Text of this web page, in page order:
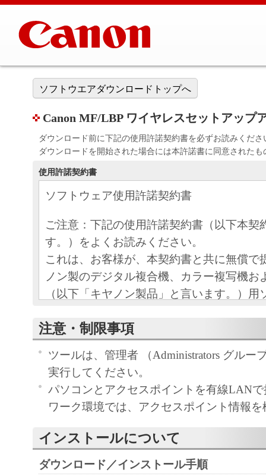
ソフトウエアダウンロードトップへ
Canon MF/LBP ワイヤレスセットアップ
ダウンロード前に下記の使用許諾契約書を必ずお読みくださ
ダウンロードを開始された場合には本許諾書に同意された
使用許諾契約書
ソフトウェア使用許諾契約書
ご注意：下記の使用許諾契約書（以下本契
す。）をよくお読みください。
これは、お客様が、本契約書と共に無償で
ノン製のデジタル複合機、カラー複写機お
（以下「キヤノン製品」と言います。）用
以下「本ソフトウェア」と言います。）を
す。）との間の契約書です。
お客様は、『同意』を示す下記のボタンを
点、または「本ソフトウェア」のインスト
をもって、本契約書に同意したことになり
お客様が本契約書に同意できない場合、「
ア」を使用することはできません。
注意・制限事項
ツールは、管理者 （Administrators グルー
実行してください。
パソコンとアクセスポイントを有線LAN
ワーク環境では、アクセスポイント情報
インストールについて
ダウンロード／インストール手順